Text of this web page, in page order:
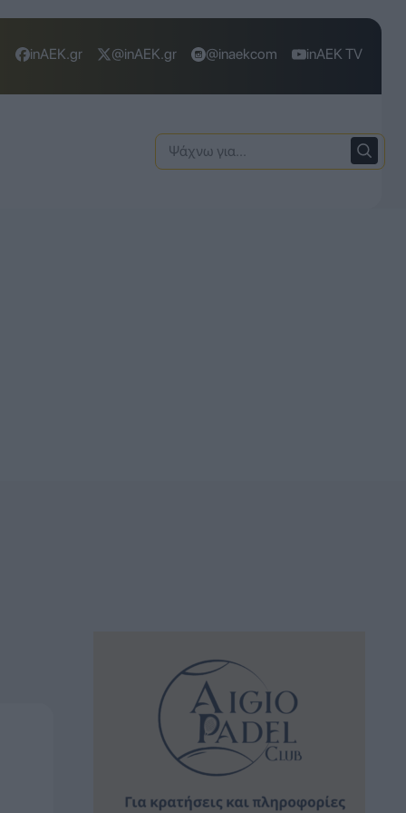
inAEK.gr @inAEK.gr @inaekcom inAEK TV